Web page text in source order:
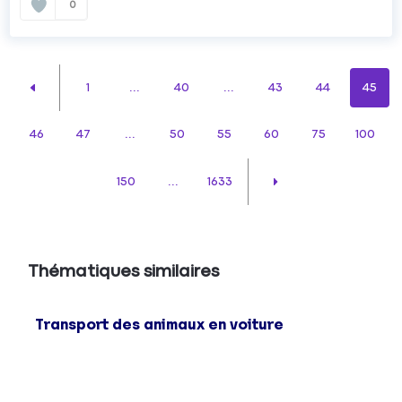
0
1 ... 40 ... 43 44 45
46 47 ... 50 55 60 75 100
150 1633
Thématiques similaires
Transport des animaux en voiture